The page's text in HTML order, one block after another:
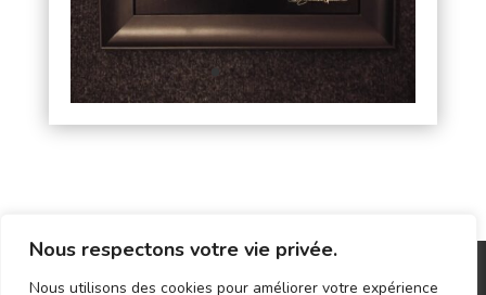
Nous respectons votre vie privée.
Nous utilisons des cookies pour améliorer votre expérience
Mentions légales